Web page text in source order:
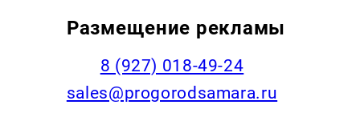
Размещение рекламы
8 (927) 018-49-24
sales@progorodsamara.ru